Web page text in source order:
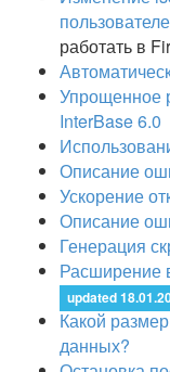
работать в
Упрощенное
InterBase 6.0
Описание
Ускорение
Описание
Генерация
Расширение
updated
Какой
данных?